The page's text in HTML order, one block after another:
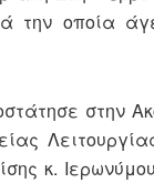
την οποία
στην
κ.